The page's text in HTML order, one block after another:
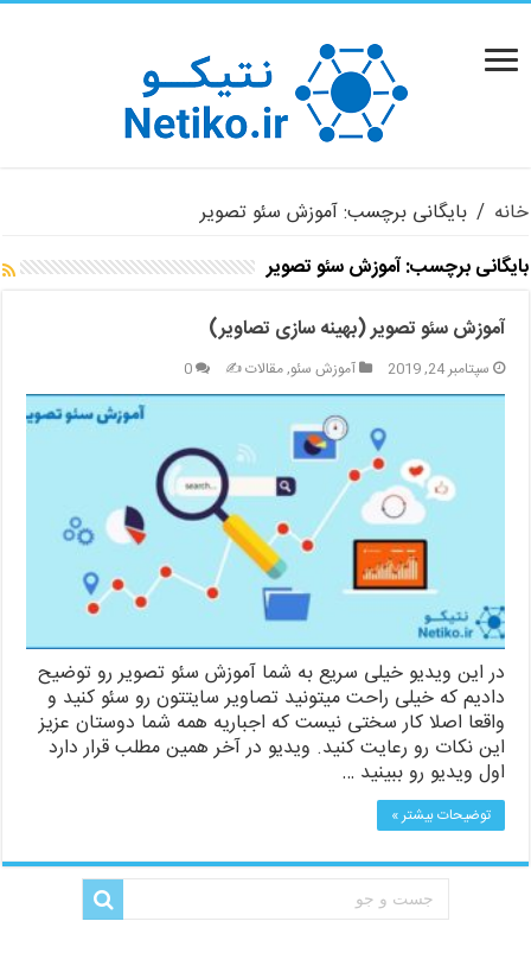
خانه / بایگانی برچسب: آموزش سئو تصویر
بایگانی برچسب:آموزش سئو تصویر
آموزش سئو تصویر (بهینه سازی تصاویر)
سپتامبر 24, 2019 آموزش سئو,مقالات ✍️ 0
در این ویدیو خیلی سریع به شما آموزش سئو تصویر رو توضیح
دادیم که خیلی راحت میتونید تصاویر سایتتون رو سئو کنید و
واقعا اصلا کار سختی نیست که اجباریه همه شما دوستان عزیز
این نکات رو رعایت کنید. ویدیو در آخر همین مطلب قرار دارد
اول ویدیو رو ببینید …
توضیحات بیشتر »